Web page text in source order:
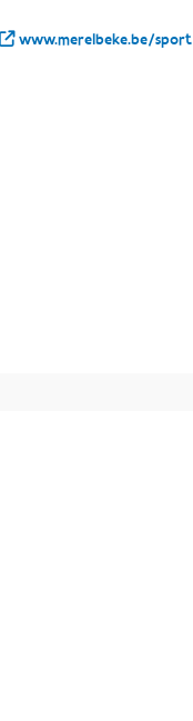
www.merelbeke.be/sport